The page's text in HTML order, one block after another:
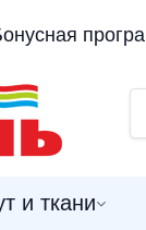
и ткани